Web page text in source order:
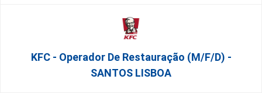
KFC - Operador De Restauração (m/f/d) -
SANTOS LISBOA